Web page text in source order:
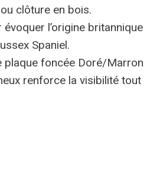
clôture en bois.
l’origine britannique
Spaniel.
plaque foncée Doré/Marron
renforce la visibilité tout